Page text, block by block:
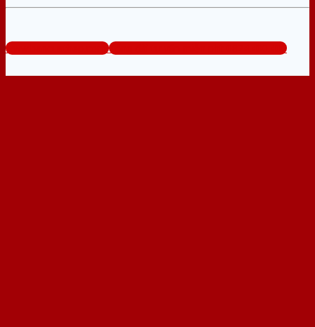
www.bancuathep.com Tổng đài tư vấn miễn phí: 0824.400.400